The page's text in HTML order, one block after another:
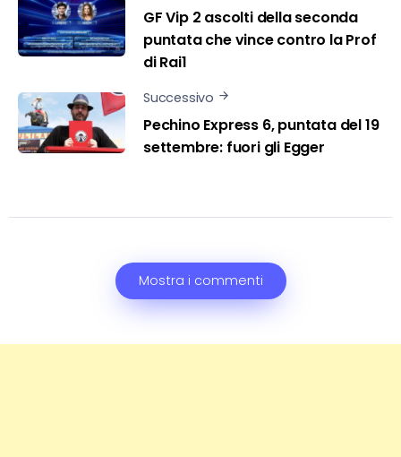
GF Vip 2 ascolti della seconda
puntata che vince contro la Prof
di Rai1
Successivo
Pechino Express 6, puntata del 19
settembre: fuori gli Egger
Mostra i commenti